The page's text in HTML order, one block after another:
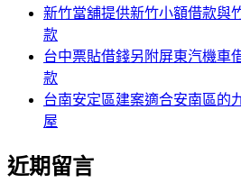
新竹當舖提供新竹小額借款與
款
台中票貼借錢另附屏東汽機車
款
台南安定區建案適合安南區的
屋
近期留言